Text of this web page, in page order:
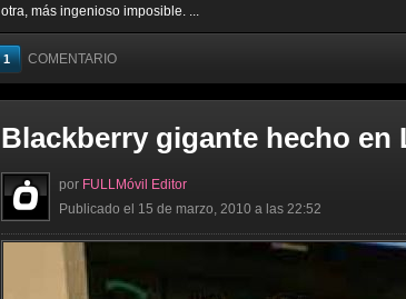
otra, más ingenioso imposible. ...
1 COMENTARIO
Blackberry gigante hecho en
por FULLMóvil Editor
Publicado el 15 de marzo, 2010 a las 22:52